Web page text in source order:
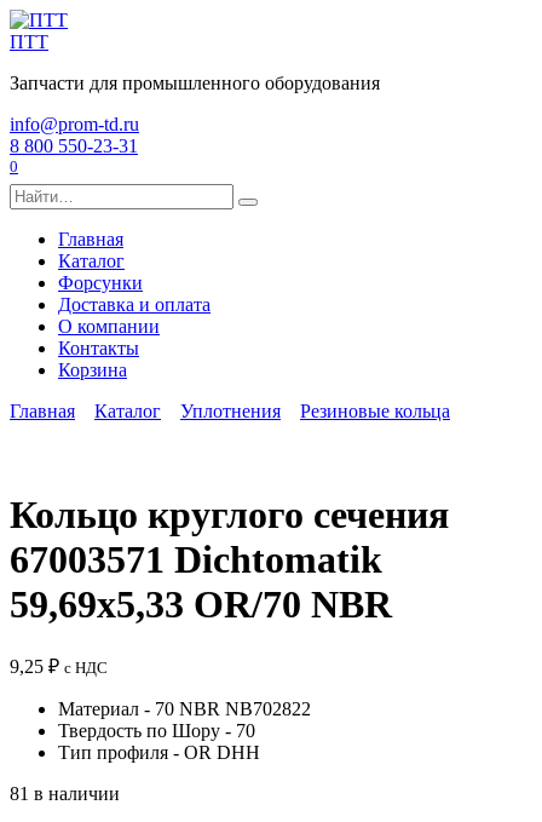
Перейти
к
ПТТ
Запчасти для промышленного оборудования
info@prom-td.ru
8 800 550-23-31
0
Search
for:
Главная
Каталог
Форсунки
Доставка и оплата
О компании
Контакты
Корзина
Главная
Каталог Уплотнения Резиновые кольца
Кольцо круглого сечения
67003571 Dichtomatik
59,69x5,33 OR/70 NBR
9,25 ₽ с НДС
Материал - 70 NBR NB702822
Твердость по Шору - 70
Тип профиля - OR DHH
81 в наличии